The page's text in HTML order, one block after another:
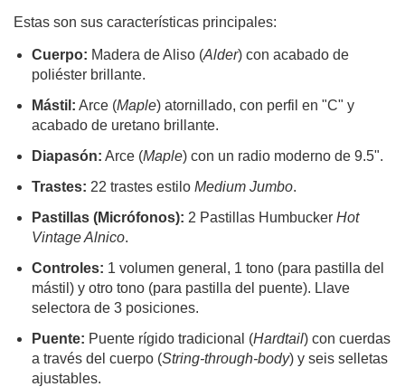
Estas son sus características principales:
Cuerpo: Madera de Aliso (Alder) con acabado de
poliéster brillante.
Mástil: Arce (Maple) atornillado, con perfil en "C" y
acabado de uretano brillante.
Diapasón: Arce (Maple) con un radio moderno de 9.5".
Trastes: 22 trastes estilo Medium Jumbo.
Pastillas (Micrófonos): 2 Pastillas Humbucker Hot
Vintage Alnico.
Controles: 1 volumen general, 1 tono (para pastilla del
mástil) y otro tono (para pastilla del puente). Llave
selectora de 3 posiciones.
Puente: Puente rígido tradicional (Hardtail) con cuerdas
a través del cuerpo (String-through-body) y seis selletas
ajustables.